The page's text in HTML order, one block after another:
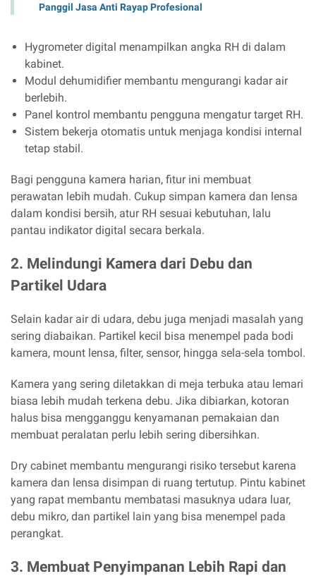
Panggil Jasa Anti Rayap Profesional
Hygrometer digital menampilkan angka RH di dalam
kabinet.
Modul dehumidifier membantu mengurangi kadar air
berlebih.
Panel kontrol membantu pengguna mengatur target RH.
Sistem bekerja otomatis untuk menjaga kondisi internal
tetap stabil.
Bagi pengguna kamera harian, fitur ini membuat
perawatan lebih mudah. Cukup simpan kamera dan lensa
dalam kondisi bersih, atur RH sesuai kebutuhan, lalu
pantau indikator digital secara berkala.
2. Melindungi Kamera dari Debu dan
Partikel Udara
Selain kadar air di udara, debu juga menjadi masalah yang
sering diabaikan. Partikel kecil bisa menempel pada bodi
kamera, mount lensa, filter, sensor, hingga sela-sela tombol.
Kamera yang sering diletakkan di meja terbuka atau lemari
biasa lebih mudah terkena debu. Jika dibiarkan, kotoran
halus bisa mengganggu kenyamanan pemakaian dan
membuat peralatan perlu lebih sering dibersihkan.
Dry cabinet membantu mengurangi risiko tersebut karena
kamera dan lensa disimpan di ruang tertutup. Pintu kabinet
yang rapat membantu membatasi masuknya udara luar,
debu mikro, dan partikel lain yang bisa menempel pada
perangkat.
3. Membuat Penyimpanan Lebih Rapi dan